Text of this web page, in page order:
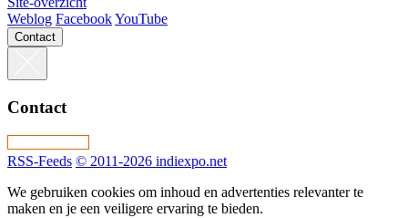
Weblog FacebookYouTube
Contact
Contact
RSS-Feeds © 2011-2026 indiexpo.net
We gebruiken cookies om inhoud en advertenties relevanter te
maken en je een veiligere ervaring te bieden.